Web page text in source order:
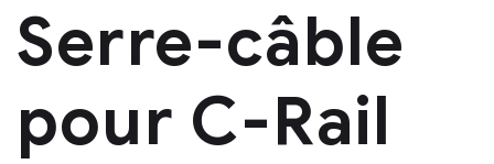
Serre-câble
pour C-Rail